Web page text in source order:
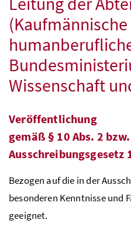
Wissenschaft
Veröffentlichung
gemäß§ 10 Abs. 2 bzw.
Ausschreibungsgesetz
Bezogen auf die in der
besonderen Kenntnisse und
geeignet.